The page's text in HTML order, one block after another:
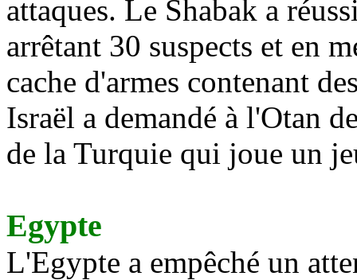
attaques. Le Shabak a
arrêtant 30 suspects et en
cache d'armes contenant
Israël a demandé à l'Otan
de la Turquie qui joue un
Egypte
L'Egypte a empêché un